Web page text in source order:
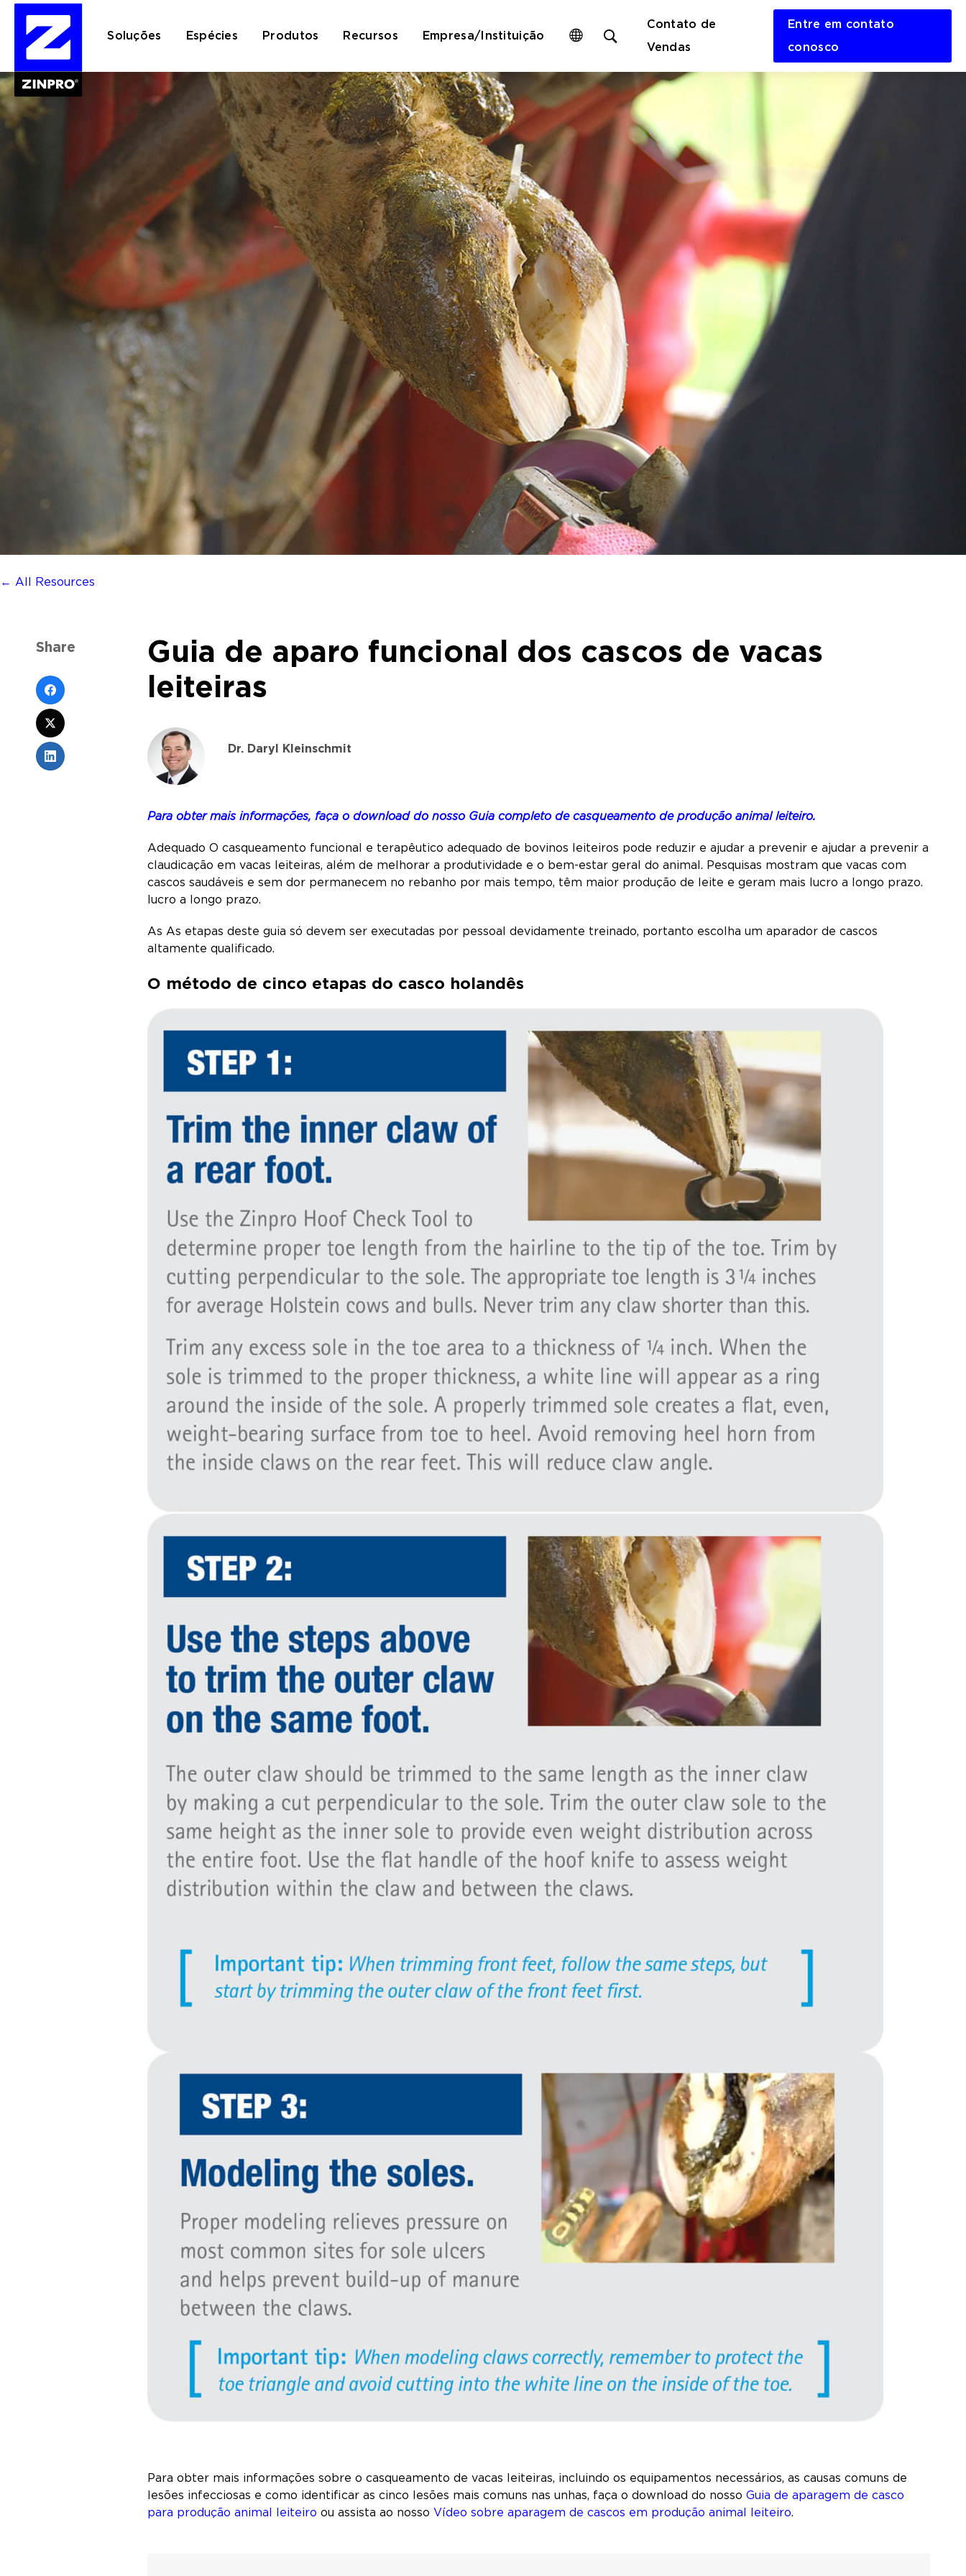
Soluções Espécies Produtos Recursos Empresa/Instituição
search
form
Contato de
Vendas
Entre em contato
conosco
Pesquisar
por:
← All Resources
Guia de aparo funcional dos cascos de vacas
leiteiras
Dr. Daryl Kleinschmit
Para obter mais informações, faça o download do nosso Guia completo de casqueamento de produção animal leiteiro.
Adequado O casqueamento funcional e terapêutico adequado de bovinos leiteiros pode reduzir e ajudar a prevenir e ajudar a prevenir a
claudicação em vacas leiteiras, além de melhorar a produtividade e o bem-estar geral do animal. Pesquisas mostram que vacas com
cascos saudáveis e sem dor permanecem no rebanho por mais tempo, têm maior produção de leite e geram mais lucro a longo prazo.
lucro a longo prazo.
As As etapas deste guia só devem ser executadas por pessoal devidamente treinado, portanto escolha um aparador de cascos
altamente qualificado.
O método de cinco etapas do casco holandês
Para obter mais informações sobre o casqueamento de vacas leiteiras, incluindo os equipamentos necessários, as causas comuns de
lesões infecciosas e como identificar as cinco lesões mais comuns nas unhas, faça o download do nosso Guia de aparagem de casco
para produção animal leiteiro ou assista ao nosso Vídeo sobre aparagem de cascos em produção animal leiteiro.
Share